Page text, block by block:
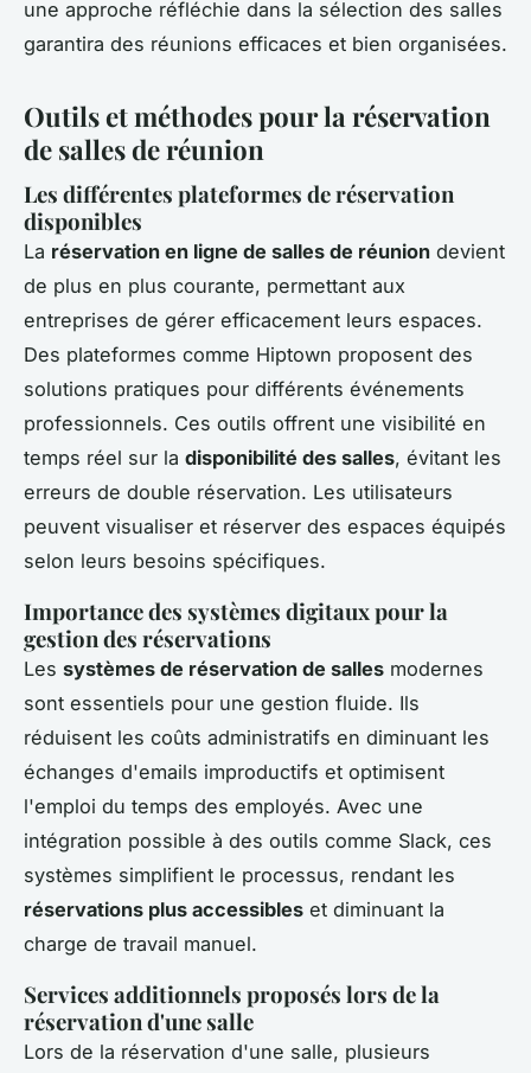
une approche réfléchie dans la sélection des salles
garantira des réunions efficaces et bien organisées.
Outils et méthodes pour la réservation
de salles de réunion
Les différentes plateformes de réservation
disponibles
La réservation en ligne de salles de réunion devient
de plus en plus courante, permettant aux
entreprises de gérer efficacement leurs espaces.
Des plateformes comme Hiptown proposent des
solutions pratiques pour différents événements
professionnels. Ces outils offrent une visibilité en
temps réel sur la disponibilité des salles, évitant les
erreurs de double réservation. Les utilisateurs
peuvent visualiser et réserver des espaces équipés
selon leurs besoins spécifiques.
Importance des systèmes digitaux pour la
gestion des réservations
Les systèmes de réservation de salles modernes
sont essentiels pour une gestion fluide. Ils
réduisent les coûts administratifs en diminuant les
échanges d'emails improductifs et optimisent
l'emploi du temps des employés. Avec une
intégration possible à des outils comme Slack, ces
systèmes simplifient le processus, rendant les
réservations plus accessibles et diminuant la
charge de travail manuel.
Services additionnels proposés lors de la
réservation d'une salle
Lors de la réservation d'une salle, plusieurs